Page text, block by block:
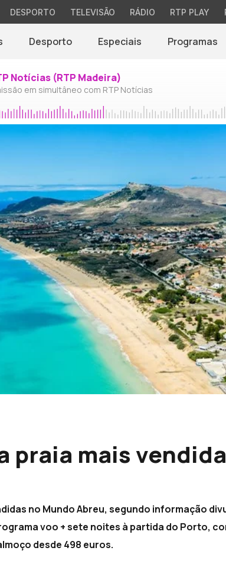
DESPORTO TELEVISÃO RÁDIO RTP PLAY
Desporto Especiais Programas
Notícias (RTP Madeira)
em simultâneo com RTP Notícias
praia mais
no Mundo Abreu, segundo informação
voo + sete noites à partida do Porto,
desde 498 euros.